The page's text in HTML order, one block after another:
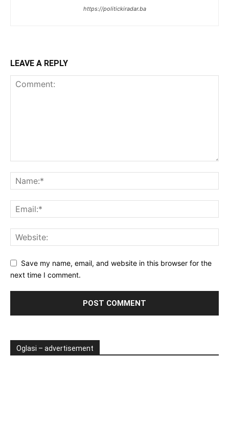
https://politickiradar.ba
LEAVE A REPLY
Save my name, email, and website in this browser for the
next time I comment.
Oglasi – advertisement